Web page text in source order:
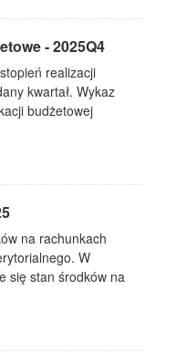
- 2025Q4
realizacji
kwartał. Wykaz
budżetowej
na rachunkach
W
się stan środków na